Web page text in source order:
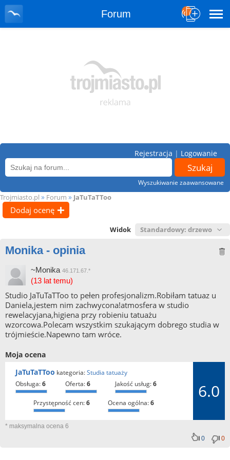
Forum
Wyszukiwanie zaawansowane
Rejestracja | Logowanie
Trojmiasto.pl » Forum » JaTuTaTToo
Dodaj ocenę
Widok
Monika - opinia
~Monika 46.171.67.*
(13 lat temu)
Studio JaTuTaTToo to pełen profesjonalizm.Robiłam tatuaz u
Daniela,jestem nim zachwycona!atmosfera w studio
rewelacyjana,higiena przy robieniu tatuażu
wzorcowa.Polecam wszystkim szukającym dobrego studia w
trójmieście.Napewno tam wróce.
Moja ocena
JaTuTaTToo kategoria:Studia tatuaży
obsługa:6 oferta:6 jakość usług:6
przystępność cen:6 ocena ogólna:6
6.0
* maksymalna ocena 6
0
0